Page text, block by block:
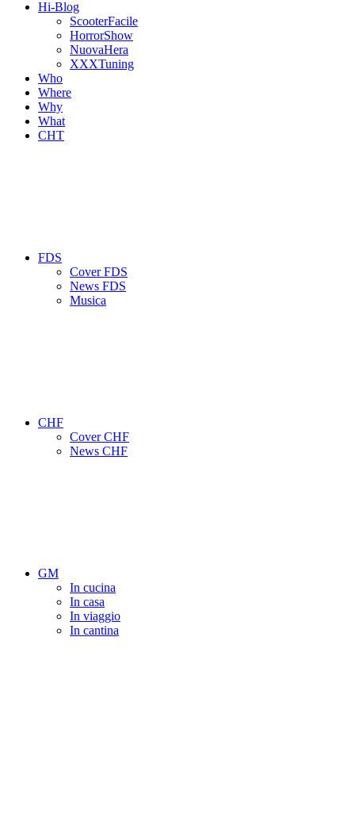
Hi-Blog
ScooterFacile
HorrorShow
NuovaHera
XXXTuning
Who
Where
Why
What
CHT
FDS
Cover FDS
News FDS
Musica
CHF
Cover CHF
News CHF
GM
In cucina
In casa
In viaggio
In cantina